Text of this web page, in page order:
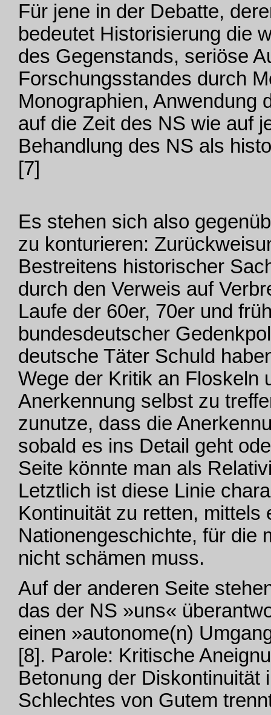
Für jene in der Debatte,
bedeutet Historisierung die
des Gegenstands, seriöse
Forschungsstandes durch
Monographien, Anwendung
auf die Zeit des NS wie auf
Behandlung des NS als
[7]
Es stehen sich also
zu konturieren:
Bestreitens historischer
durch den Verweis auf
Laufe der 60er, 70er und
bundesdeutscher
deutsche Täter Schuld
Wege der Kritik an Floskeln
Anerkennung selbst zu
zunutze, dass die
sobald es ins Detail geht
Seite könnte man als
Letztlich ist diese Linie
Kontinuität zu retten, mittels
Nationengeschichte, für die
nicht schämen muss.
Auf der anderen Seite
das der NS »uns«
einen »autonome(n)
[8]. Parole: Kritische
Betonung der Diskontinuität
Schlechtes von Gutem